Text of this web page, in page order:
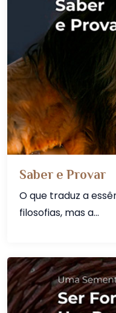
Saber e Provar
O que traduz a
filosofias, mas a...